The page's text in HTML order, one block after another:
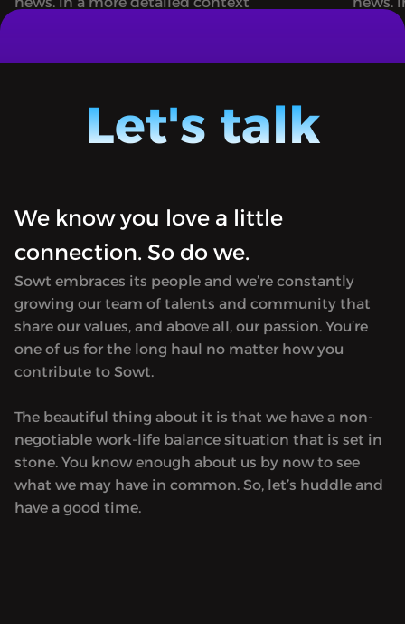
only in Arabic.Let's talk
We know you love a little
connection. So do we.
Sowt embraces its people and we’re constantly
growing our team of talents and community that
share our values, and above all, our passion. You’re
one of us for the long haul no matter how you
contribute to Sowt.
The beautiful thing about it is that we have a non-
negotiable work-life balance situation that is set in
stone. You know enough about us by now to see
what we may have in common. So, let’s huddle and
have a good time.